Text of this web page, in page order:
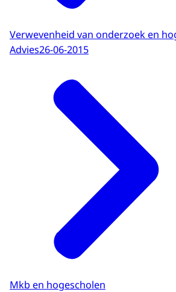
Verwevenheid van onderzoek en
Advies26-06-2015
Mkb en hogescholen